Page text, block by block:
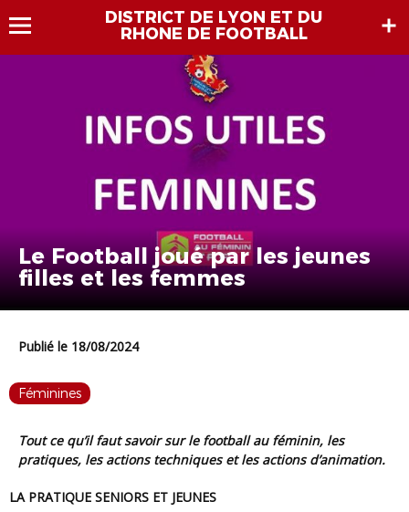
DISTRICT DE LYON ET DU
RHONE DE FOOTBALL
Le Football joué par les jeunes
filles et les femmes
Publié le 18/08/2024
Féminines
Tout ce qu’il faut savoir sur le football au féminin, les
pratiques, les actions techniques et les actions d’animation.
LA PRATIQUE SENIORS ET JEUNES